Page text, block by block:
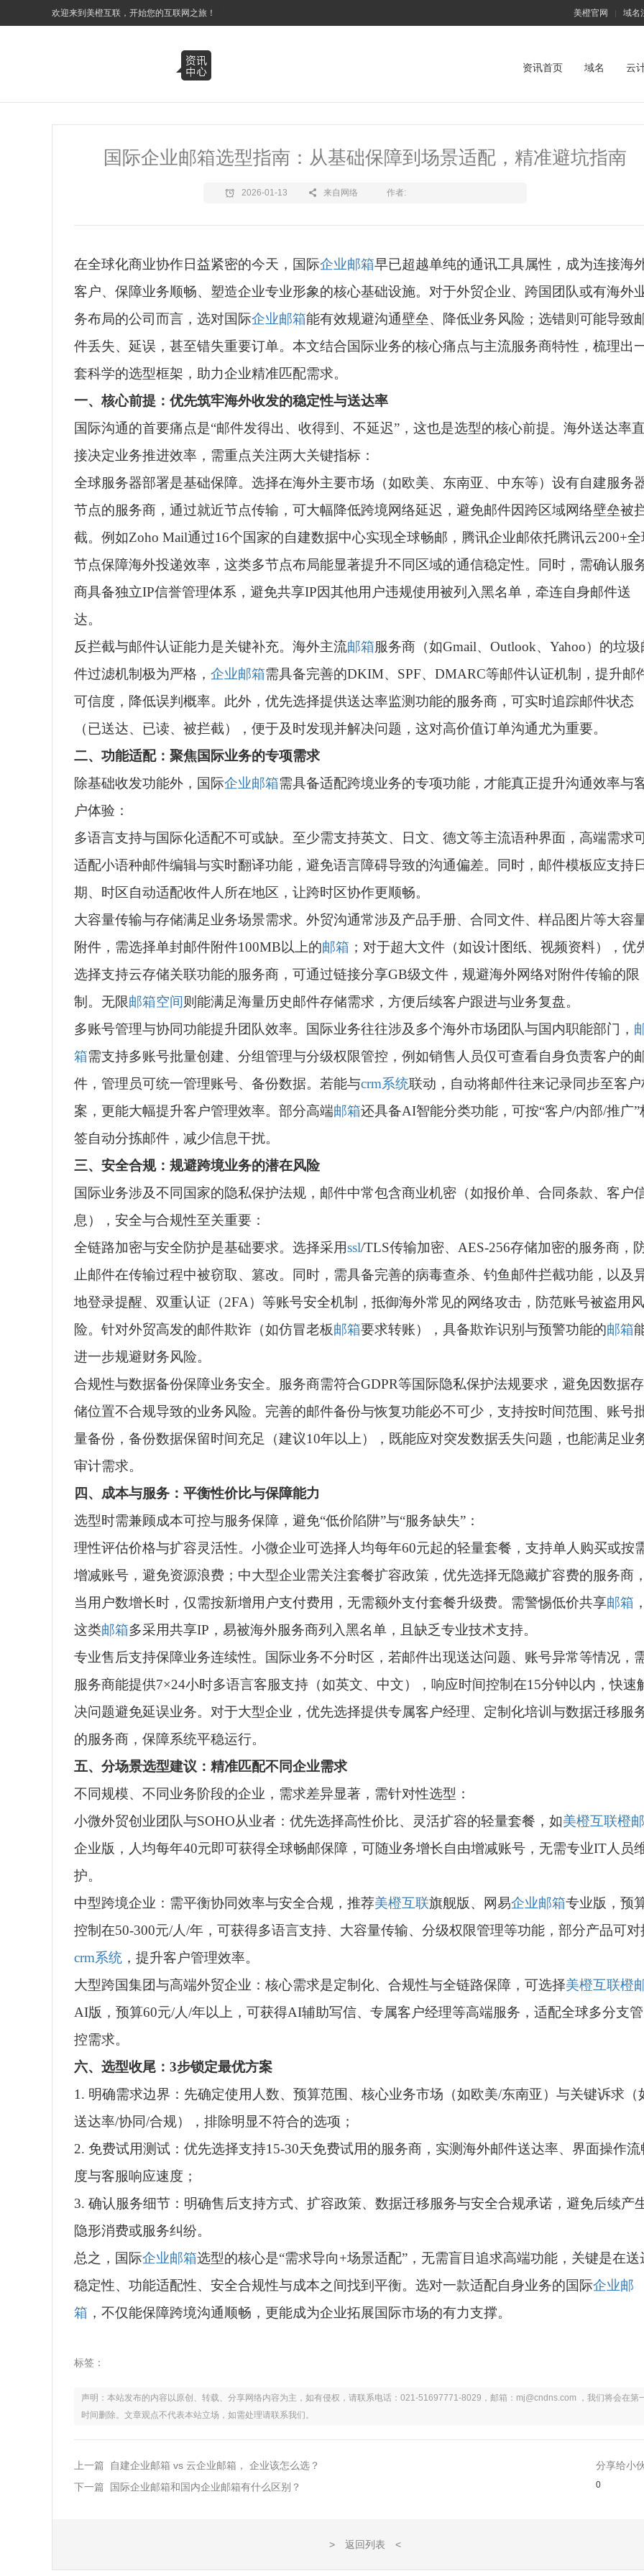
欢迎来到美橙互联，开始您的互联网之旅！ 美橙官网 | 域名
资讯首页 域名 云
国际企业邮箱选型指南：从基础保障到场景适配，精准避坑指南
2026-01-13 来自网络 作者:
在全球化商业协作日益紧密的今天，国际企业邮箱早已超越单纯的通讯工具属性，成为连接海
客户、保障业务顺畅、塑造企业专业形象的核心基础设施。对于外贸企业、跨国团队或有海外
务布局的公司而言，选对国际企业邮箱能有效规避沟通壁垒、降低业务风险；选错则可能导致
件丢失、延误，甚至错失重要订单。本文结合国际业务的核心痛点与主流服务商特性，梳理出
套科学的选型框架，助力企业精准匹配需求。
一、核心前提：优先筑牢海外收发的稳定性与送达率
国际沟通的首要痛点是“邮件发得出、收得到、不延迟”，这也是选型的核心前提。海外送达率直
接决定业务推进效率，需重点关注两大关键指标：
全球服务器部署是基础保障。选择在海外主要市场（如欧美、东南亚、中东等）设有自建服务
节点的服务商，通过就近节点传输，可大幅降低跨境网络延迟，避免邮件因跨区域网络壁垒被
截。例如Zoho Mail通过16个国家的自建数据中心实现全球畅邮，腾讯企业邮依托腾讯云200+全
节点保障海外投递效率，这类多节点布局能显著提升不同区域的通信稳定性。同时，需确认服
商具备独立IP信誉管理体系，避免共享IP因其他用户违规使用被列入黑名单，牵连自身邮件送
达。
反拦截与邮件认证能力是关键补充。海外主流邮箱服务商（如Gmail、Outlook、Yahoo）的垃圾
件过滤机制极为严格， 企业邮箱需具备完善的DKIM、SPF、DMARC等邮件认证机制，提升邮
可信度，降低误判概率。此外，优先选择提供送达率监测功能的服务商，可实时追踪邮件状态
（已送达、已读、被拦截），便于及时发现并解决问题，这对高价值订单沟通尤为重要。
二、功能适配：聚焦国际业务的专项需求
除基础收发功能外，国际企业邮箱需具备适配跨境业务的专项功能，才能真正提升沟通效率与
户体验：
多语言支持与国际化适配不可或缺。至少需支持英文、日文、德文等主流语种界面，高端需求
适配小语种邮件编辑与实时翻译功能，避免语言障碍导致的沟通偏差。同时，邮件模板应支持日
期、时区自动适配收件人所在地区，让跨时区协作更顺畅。
大容量传输与存储满足业务场景需求。外贸沟通常涉及产品手册、合同文件、样品图片等大容
附件，需选择单封邮件附件100MB以上的邮箱 ；对于超大文件（如设计图纸、视频资料），优
选择支持云存储关联功能的服务商，可通过链接分享GB级文件，规避海外网络对附件传输的限
制。无限邮箱空间 则能满足海量历史邮件存储需求，方便后续客户跟进与业务复盘。
多账号管理与协同功能提升团队效率。国际业务往往涉及多个海外市场团队与国内职能部门，
箱需支持多账号批量创建、分组管理与分级权限管控，例如销售人员仅可查看自身负责客户的
件，管理员可统一管理账号、备份数据。若能与crm系统联动，自动将邮件往来记录同步至客户
案，更能大幅提升客户管理效率。部分高端邮箱还具备AI智能分类功能，可按“客户/内部/推广”
签自动分拣邮件，减少信息干扰。
三、安全合规：规避跨境业务的潜在风险
国际业务涉及不同国家的隐私保护法规，邮件中常包含商业机密（如报价单、合同条款、客户
息），安全与合规性至关重要：
全链路加密与安全防护是基础要求。选择采用ssl/TLS传输加密、AES-256存储加密的服务商，
止邮件在传输过程中被窃取、篡改。同时，需具备完善的病毒查杀、钓鱼邮件拦截功能，以及
地登录提醒、双重认证（2FA）等账号安全机制，抵御海外常见的网络攻击，防范账号被盗用风
险。针对外贸高发的邮件欺诈（如仿冒老板邮箱要求转账），具备欺诈识别与预警功能的邮箱
进一步规避财务风险。
合规性与数据备份保障业务安全。服务商需符合GDPR等国际隐私保护法规要求，避免因数据存
储位置不合规导致的业务风险。完善的邮件备份与恢复功能必不可少，支持按时间范围、账号
量备份，备份数据保留时间充足（建议10年以上），既能应对突发数据丢失问题，也能满足业
审计需求。
四、成本与服务：平衡性价比与保障能力
选型时需兼顾成本可控与服务保障，避免“低价陷阱”与“服务缺失”：
理性评估价格与扩容灵活性。小微企业可选择人均每年60元起的轻量套餐，支持单人购买或按
增减账号，避免资源浪费；中大型企业需关注套餐扩容政策，优先选择无隐藏扩容费的服务商，
当用户数增长时，仅需按新增用户支付费用，无需额外支付套餐升级费。需警惕低价共享邮箱 ，
这类邮箱多采用共享IP，易被海外服务商列入黑名单，且缺乏专业技术支持。
专业售后支持保障业务连续性。国际业务不分时区，若邮件出现送达问题、账号异常等情况，
服务商能提供7×24小时多语言客服支持（如英文、中文），响应时间控制在15分钟以内，快速
决问题避免延误业务。对于大型企业，优先选择提供专属客户经理、定制化培训与数据迁移服
的服务商，保障系统平稳运行。
五、分场景选型建议：精准匹配不同企业需求
不同规模、不同业务阶段的企业，需求差异显著，需针对性选型：
小微外贸创业团队与SOHO从业者：优先选择高性价比、灵活扩容的轻量套餐，如美橙互联橙邮
企业版，人均每年40元即可获得全球畅邮保障，可随业务增长自由增减账号，无需专业IT人员
护。
中型跨境企业：需平衡协同效率与安全合规，推荐美橙互联旗舰版、网易企业邮箱专业版，预
控制在50-300元/人/年，可获得多语言支持、大容量传输、分级权限管理等功能，部分产品可对
crm系统 ，提升客户管理效率。
大型跨国集团与高端外贸企业：核心需求是定制化、合规性与全链路保障，可选择美橙互联橙
AI版，预算60元/人/年以上，可获得AI辅助写信、专属客户经理等高端服务，适配全球多分支管
控需求。
六、选型收尾：3步锁定最优方案
1. 明确需求边界：先确定使用人数、预算范围、核心业务市场（如欧美/东南亚）与关键诉求（
送达率/协同/合规），排除明显不符合的选项；
2. 免费试用测试：优先选择支持15-30天免费试用的服务商，实测海外邮件送达率、界面操作流
度与客服响应速度；
3. 确认服务细节：明确售后支持方式、扩容政策、数据迁移服务与安全合规承诺，避免后续产
隐形消费或服务纠纷。
总之，国际企业邮箱选型的核心是“需求导向+场景适配”，无需盲目追求高端功能，关键是在送
稳定性、功能适配性、安全合规性与成本之间找到平衡。选对一款适配自身业务的国际企业邮
箱 ，不仅能保障跨境沟通顺畅，更能成为企业拓展国际市场的有力支撑。
标签：
声明：本站发布的内容以原创、转载、分享网络内容为主，如有侵权，请联系电话：021-51697771-8029，邮箱：mj@cndns.com ，我们将会在第
时间删除。文章观点不代表本站立场，如需处理请联系我们。
上一篇 自建企业邮箱 vs 云企业邮箱， 企业该怎么选？
下一篇 国际企业邮箱和国内企业邮箱有什么区别？
分享给小
0
> 返回列表 <